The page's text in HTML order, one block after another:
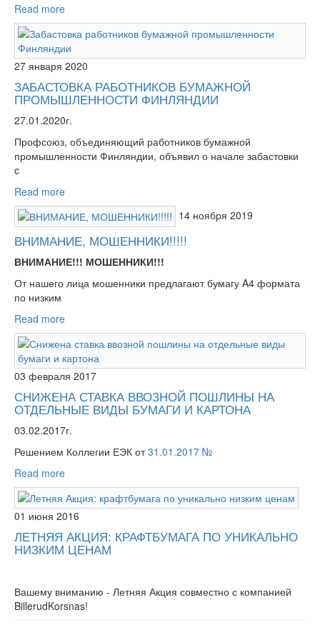
Read more
27 января 2020
ЗАБАСТОВКА РАБОТНИКОВ БУМАЖНОЙ
ПРОМЫШЛЕННОСТИ ФИНЛЯНДИИ
27.01.2020г.
Профсоюз, объединяющий работников бумажной
промышленности Финляндии, объявил о начале забастовки
c
Read more
14 ноября 2019
ВНИМАНИЕ, МОШЕННИКИ!!!!!
ВНИМАНИЕ!!! МОШЕННИКИ!!!
От нашего лица мошенники предлагают бумагу A4 формата
по низким
Read more
03 февраля 2017
СНИЖЕНА СТАВКА ВВОЗНОЙ ПОШЛИНЫ НА
ОТДЕЛЬНЫЕ ВИДЫ БУМАГИ И КАРТОНА
03.02.2017г.
Решением Коллегии ЕЭК от31.01.2017 №
Read more
01 июня 2016
ЛЕТНЯЯ АКЦИЯ: КРАФТБУМАГА ПО УНИКАЛЬНО
НИЗКИМ ЦЕНАМ
Вашему вниманию - Летняя Акция совместно с компанией
BillerudKorsnas!